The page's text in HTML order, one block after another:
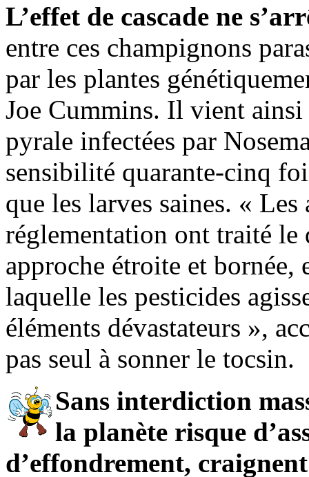
L’effet de cascade ne
entre ces champignons
par les plantes
Joe Cummins. Il vient ainsi
pyrale infectées par
sensibilité quarante-cinq
que les larves saines. «
réglementation ont traité le
approche étroite et bornée,
laquelle les pesticides
éléments dévastateurs »,
pas seul à sonner le tocsin.
Sans interdiction
la planète risque
d’effondrement,